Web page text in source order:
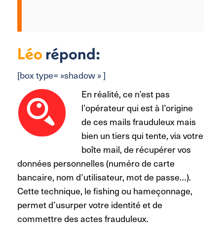
Léo répond:
[box type= »shadow » ]
En réalité, ce n’est pas
l’opérateur qui est à l’origine
de ces mails frauduleux mais
bien un tiers qui tente, via votre
boîte mail, de récupérer vos
données personnelles (numéro de carte
bancaire, nom d’utilisateur, mot de passe…).
Cette technique, le fishing ou hameçonnage,
permet d’usurper votre identité et de
commettre des actes frauduleux.